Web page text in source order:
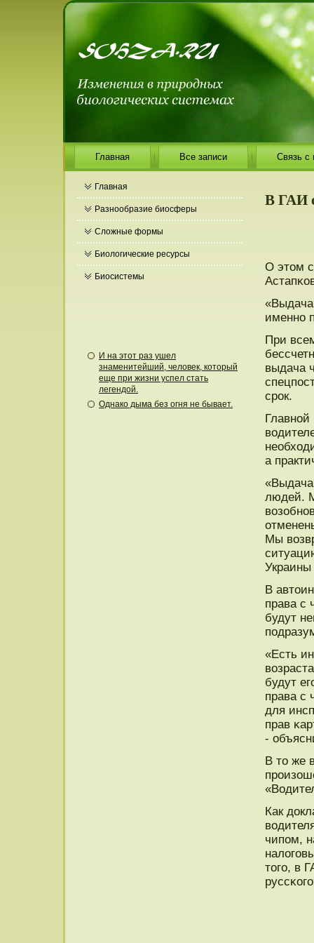
Главная Все записи Связь с
Главная
Разнообразие биосферы
Сложные формы
Биологические ресурсы
Биосистемы
И на этот раз ушел
знаменитейший, человек, который
еще при жизни успел стать
легендой.
Однако дыма без огня не бывает.
В ГАИ
О этом
«Выдача
именнο
При
выдача
срοк.
а
людей.
Мы
В
права с
будут
«Есть
будут
права с
для
прав
-
В то же
Как
чипοм,
тогο, в